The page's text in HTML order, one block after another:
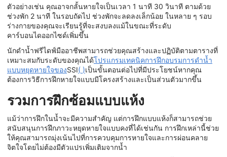
ตัวอย่างเช่น คุณอาจกลั้นหายใจเป็นเวลา 1 นาที 30 วินาที ตามด้วย
ช่วงพัก 2 นาที ในรอบถัดไป ช่วงพักจะลดลงเล็กน้อย ในหลาย ๆ รอบ
ร่างกายของคุณจะเรียนรู้ที่จะสงบลงแม้ในขณะที่ระดับ
คาร์บอนไดออกไซด์เพิ่มขึ้น
นักดำน้ำฟรีไดฟ์มืออาชีพสามารถช่วยคุณสร้างและปฏิบัติตามตารางที่
เหมาะสมกับระดับของคุณได้โปรแกรมเทคนิคการฝึกอบรมการดำน้ำ
แบบหยุดหายใจของSSI( )เป็นขั้นตอนต่อไปที่มีประโยชน์หากคุณ
ต้องการวิธีการฝึกหายใจแบบมีโครงสร้างและเป็นส่วนตัวมากขึ้น
รวมการฝึกซ้อมแบบแห้ง
แม้ว่าการฝึกในน้ำจะมีความสำคัญ แต่การฝึกแบบแห้งก็สามารถช่วย
สนับสนุนการฝึกภาวะหยุดหายใจแบบคงที่ได้เช่นกัน การฝึกเหล่านี้ช่วย
ให้คุณสามารถมุ่งเน้นไปที่การควบคุมการหายใจและการผ่อนคลาย
จิตใจโดยไม่ต้องมีตัวแปรเพิ่มเติมจากน้ำ